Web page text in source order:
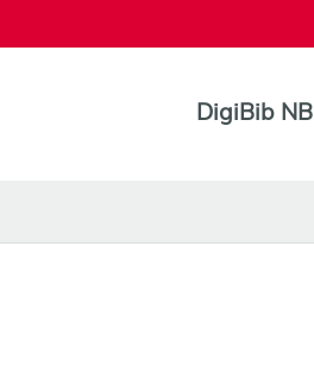
DigiBib NB